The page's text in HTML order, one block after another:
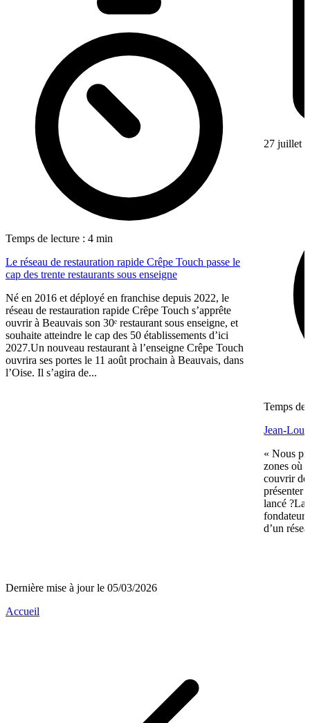
Temps de lecture : 4 min
Le réseau de restauration rapide Crêpe Touch passe le
cap des trente restaurants sous enseigne
Né en 2016 et déployé en franchise depuis 2022, le
réseau de restauration rapide Crêpe Touch s’apprête
ouvrir à Beauvais son 30ᵉ restaurant sous enseigne, et
souhaite atteindre le cap des 50 établissements d’ici
2027.Un nouveau restaurant à l’enseigne Crêpe Touch
ouvrira ses portes le 11 août prochain à Beauvais, dans
l’Oise. Il s’agira de...
27 juillet
Temps de
Jean-
« Nous
zones où
couvrir de
présenter
lancé ?La
d’un
Dernière mise à jour le 05/03/2026
Accueil